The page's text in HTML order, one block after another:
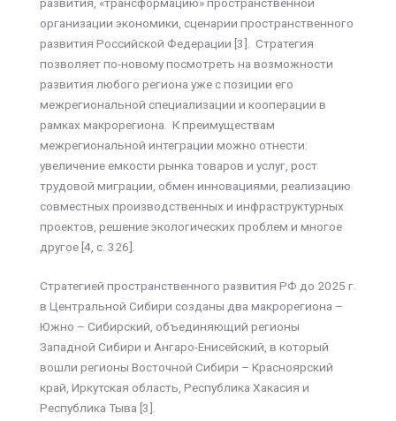
организации экономики, сценарии пространственного
развития Российской Федерации [3]. Стратегия
позволяет по-новому посмотреть на возможности
развития любого региона уже с позиции его
межрегиональной специализации и кооперации в
рамках макрорегиона. К преимуществам
межрегиональной интеграции можно отнести:
увеличение емкости рынка товаров и услуг, рост
трудовой миграции, обмен инновациями, реализацию
совместных производственных и инфраструктурных
проектов, решение экологических проблем и многое
другое [4, с. 326].
Стратегией пространственного развития РФ до 2025 г.
в Центральной Сибири созданы два макрорегиона –
Южно – Сибирский, объединяющий регионы
Западной Сибири и Ангаро-Енисейский, в который
вошли регионы Восточной Сибири – Красноярский
край, Иркутская область, Республика Хакасия и
Республика Тыва [3].